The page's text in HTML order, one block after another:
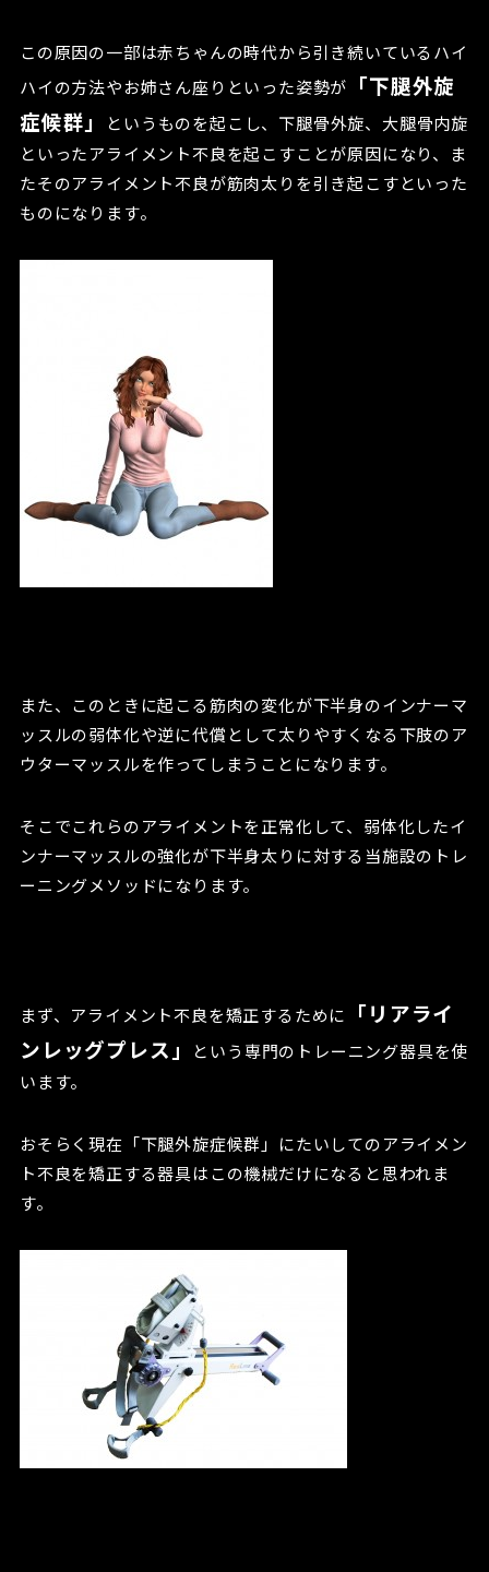
この原因の一部は赤ちゃんの時代から引き続いているハイ
ハイの方法やお姉さん座りといった姿勢が
「下腿外旋
症候群」
というものを起こし、下腿骨外旋、大腿骨内旋
といったアライメント不良を起こすことが原因になり、ま
たそのアライメント不良が筋肉太りを引き起こすといった
ものになります。
また、このときに起こる筋肉の変化が下半身のインナーマ
ッスルの弱体化や逆に代償として太りやすくなる下肢のア
ウターマッスルを作ってしまうことになります。
そこでこれらのアライメントを正常化して、弱体化したイ
ンナーマッスルの強化が下半身太りに対する当施設のトレ
ーニングメソッドになります。
まず、アライメント不良を矯正するために
「リアライ
ンレッグプレス」
という専門のトレーニング器具を使
います。
おそらく現在「下腿外旋症候群」にたいしてのアライメン
ト不良を矯正する器具はこの機械だけになると思われま
す。